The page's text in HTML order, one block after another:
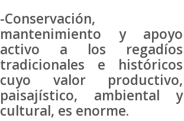
-Conservación,
mantenimiento y apoyo
activo a los regadíos
tradicionales e históricos
cuyo valor productivo,
paisajístico, ambiental y
cultural, es enorme.